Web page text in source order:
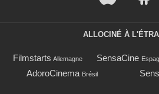
ALLOCINÉ À
Filmstarts Allemagne SensaCine
AdoroCinema Brésil